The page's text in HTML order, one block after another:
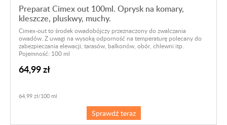
Preparat Cimex out 100ml. Oprysk na komary,
kleszcze, pluskwy, muchy.
Cimex-out to środek owadobójczy przeznaczony do zwalczania
owadów. Z uwagi na wysoką odporność na temperaturę polecany do
zabezpieczania elewacji, tarasów, balkonów, obór, chlewni itp.
Pojemność: 100 ml
64,99 zł
64,99 zł/100 ml
Sprawdź teraz